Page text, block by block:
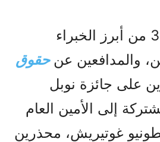
وجه أكثر من 300 من أبرز الخبراء
والمدافعين عن حقوق
على جائزة نوبل
إلى الأمين العام
غوتيريش، محذرين